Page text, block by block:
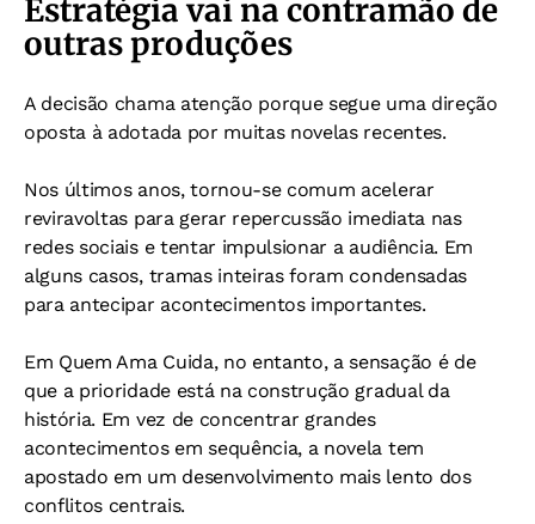
Estratégia vai na contramão de
outras produções
A decisão chama atenção porque segue uma direção
oposta à adotada por muitas novelas recentes.
Nos últimos anos, tornou-se comum acelerar
reviravoltas para gerar repercussão imediata nas
redes sociais e tentar impulsionar a audiência. Em
alguns casos, tramas inteiras foram condensadas
para antecipar acontecimentos importantes.
Em Quem Ama Cuida, no entanto, a sensação é de
que a prioridade está na construção gradual da
história. Em vez de concentrar grandes
acontecimentos em sequência, a novela tem
apostado em um desenvolvimento mais lento dos
conflitos centrais.